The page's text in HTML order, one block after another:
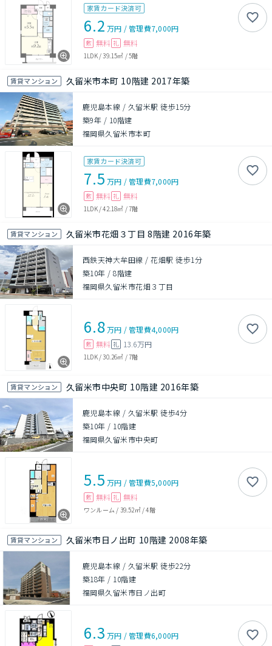
家賃カード決済可
6.2 万円 /管理費7,000円
敷 無料 礼 無料
1LDK/39.15㎡ /5階
賃貸マンション 久留米市本町 10階建 2017年築
鹿児島本線 / 久留米駅 徒歩15分
築9年 / 10階建
福岡県久留米市本町
家賃カード決済可
7.5 万円 /管理費7,000円
敷 無料 礼 無料
1LDK/42.18㎡ /7階
賃貸マンション 久留米市花畑３丁目 8階建 2016年築
西鉄天神大牟田線 / 花畑駅 徒歩1分
築10年 /8階建
福岡県久留米市花畑３丁目
6.8万円 /管理費4,000円
敷 無料 礼 13.6万円
1LDK/30.26㎡ /7階
賃貸マンション 久留米市中央町 10階建 2016年築
鹿児島本線 / 久留米駅 徒歩4分
築10年 / 10階建
福岡県久留米市中央町
5.5 万円 /管理費5,000円
敷 無料 礼 無料
ワンルーム / 39.52㎡/4階
賃貸マンション 久留米市日ノ出町 10階建 2008年築
鹿児島本線 / 久留米駅 徒歩22分
築18年 / 10階建
福岡県久留米市日ノ出町
6.3 万円 /管理費6,000円